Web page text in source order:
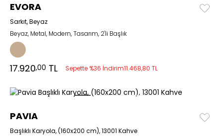
EVORA
Sarkıt, Beyaz
Beyaz, Metal, Modern, Tasarım, 2'li Başlık
17.920,00 TL Sepette %36 İndirim11.468,80 TL
PAVIA
Başlıklı Karyola, (160x200 cm), 13001 Kahve